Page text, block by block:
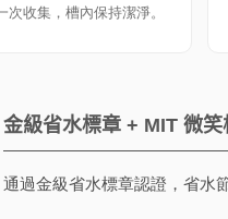
收集，槽內保持潔淨。
金級省水標章 + MIT 微笑
通過金級省水標章認證，省水